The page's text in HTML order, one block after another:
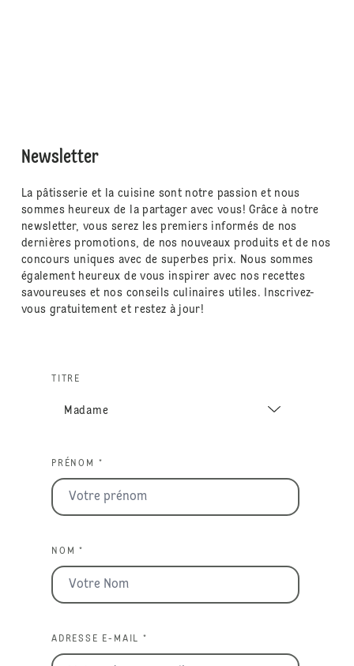
Newsletter
La pâtisserie et la cuisine sont notre passion et nous
sommes heureux de la partager avec vous! Grâce à notre
newsletter, vous serez les premiers informés de nos
dernières promotions, de nos nouveaux produits et de nos
concours uniques avec de superbes prix. Nous sommes
également heureux de vous inspirer avec nos recettes
savoureuses et nos conseils culinaires utiles. Inscrivez-
vous gratuitement et restez à jour!
TITRE
PRÉNOM *
NOM *
ADRESSE E-MAIL *